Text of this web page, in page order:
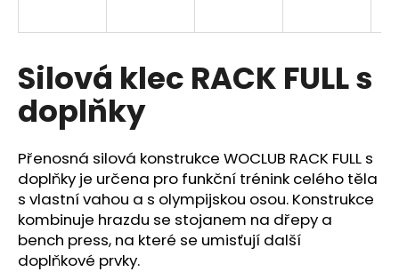
Silová klec RACK FULL s
doplňky
Přenosná silová konstrukce WOCLUB RACK FULL s
doplňky je určena pro funkční trénink celého těla
s vlastní vahou a s olympijskou osou. Konstrukce
kombinuje hrazdu se stojanem na dřepy a
bench press, na které se umisťují další
doplňkové prvky.
í
t
?
HLEDAT